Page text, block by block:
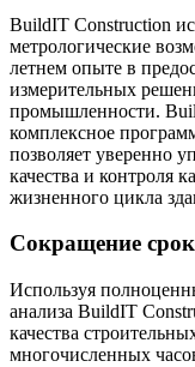
BuildIT Construction
метрологические
летнем опыте в
измерительных
промышленности.
комплексное
позволяет уверенно
качества и контроля
жизненного цикла
Сокращение
Используя
анализа BuildIT
качества
многочисленных